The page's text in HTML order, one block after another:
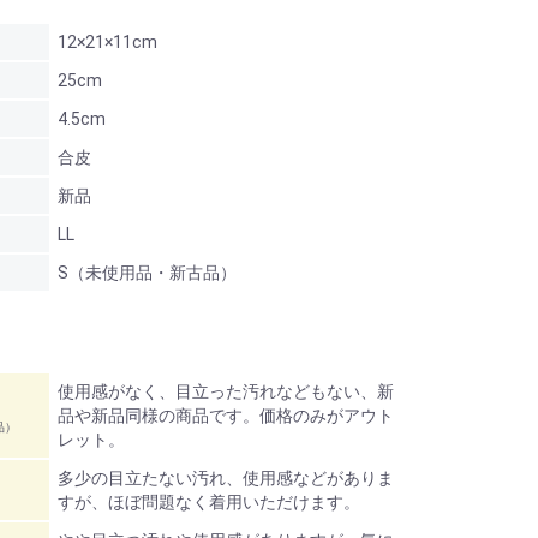
12×21×11cm
25cm
4.5cm
合皮
新品
LL
S（未使用品・新古品）
使用感がなく、目立った汚れなどもない、新
品や新品同様の商品です。価格のみがアウト
レット。
多少の目立たない汚れ、使用感などがありま
すが、ほぼ問題なく着用いただけます。